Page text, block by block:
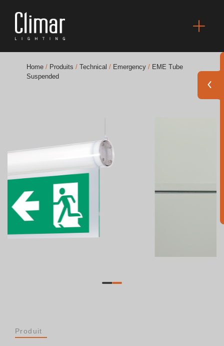
BOYA OUT Shapes
Solutions Acoustiques
Meilleurs Projets
Home / Produits / Technical / Emergency / EME Tube
Suspended
Produit